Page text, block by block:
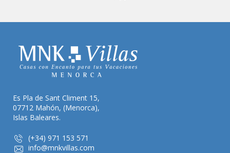
Es Pla de Sant Climent 15,
07712 Mahón, (Menorca),
Islas Baleares.
(+34) 971 153 571
info@mnkvillas.com